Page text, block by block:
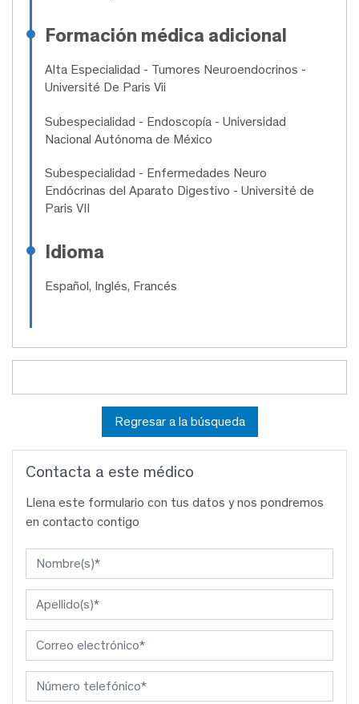
Formación médica adicional
Alta Especialidad - Tumores Neuroendocrinos -
Université De Paris Vii
Subespecialidad - Endoscopía - Universidad
Nacional Autónoma de México
Subespecialidad - Enfermedades Neuro
Endócrinas del Aparato Digestivo - Université de
Paris VII
Idioma
Español, Inglés, Francés
Regresar a la búsqueda
Contacta a este médico
Llena este formulario con tus datos y nos pondremos
en contacto contigo